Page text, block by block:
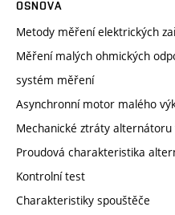
OSNOVA
Metody měření elektrických
Měření malých ohmických
systém měření
Asynchronní motor malého
Mechanické ztráty
Proudová charakteristika
Kontrolní test
Charakteristiky spouštěče